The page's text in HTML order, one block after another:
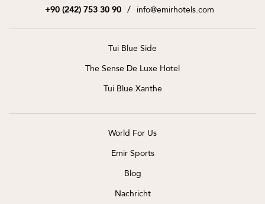
+90 (242) 753 30 90 / info@emirhotels.com
Tui Blue Side
The Sense De Luxe Hotel
Tui Blue Xanthe
World For Us
Emir Sports
Blog
Nachricht